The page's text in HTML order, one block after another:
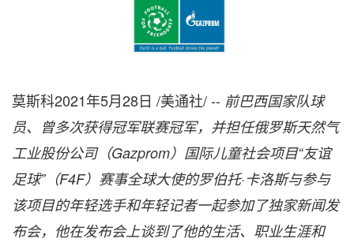
莫斯科2021年5月28日 /美通社/ -- 前巴西国家队球
员、曾多次获得冠军联赛冠军，并担任俄罗斯天然气
工业股份公司（Gazprom）国际儿童社会项目“友谊
足球”（F4F）赛事全球大使的罗伯托·卡洛斯与参与
该项目的年轻选手和年轻记者一起参加了独家新闻发
布会，他在发布会上谈到了他的生活、职业生涯和